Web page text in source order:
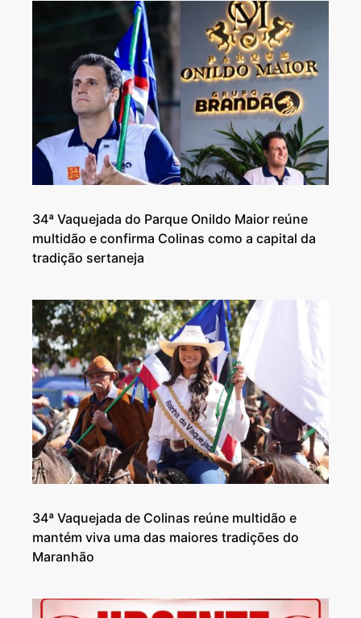
34ª Vaquejada do Parque Onildo Maior reúne
multidão e confirma Colinas como a capital da
tradição sertaneja
34ª Vaquejada de Colinas reúne multidão e
mantém viva uma das maiores tradições do
Maranhão